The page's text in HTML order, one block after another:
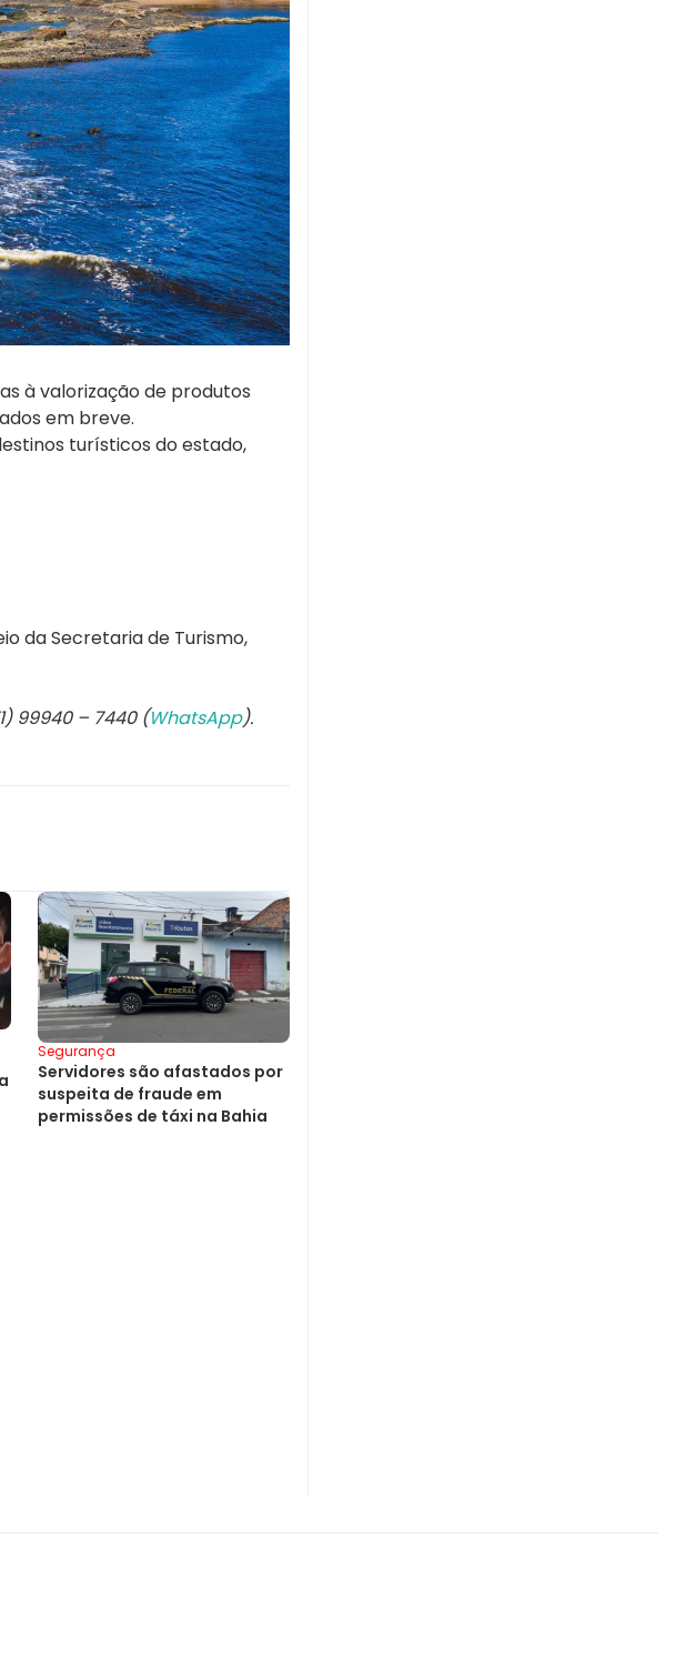
à valorização de produtos
em breve.
turísticos do estado,
da Secretaria de Turismo,
99940 – 7440 (WhatsApp).
Segurança
Servidores são afastados por
suspeita de fraude em
permissões de táxi na Bahia